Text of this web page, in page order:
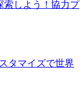
索しよう！協力プ
タマイズで世界